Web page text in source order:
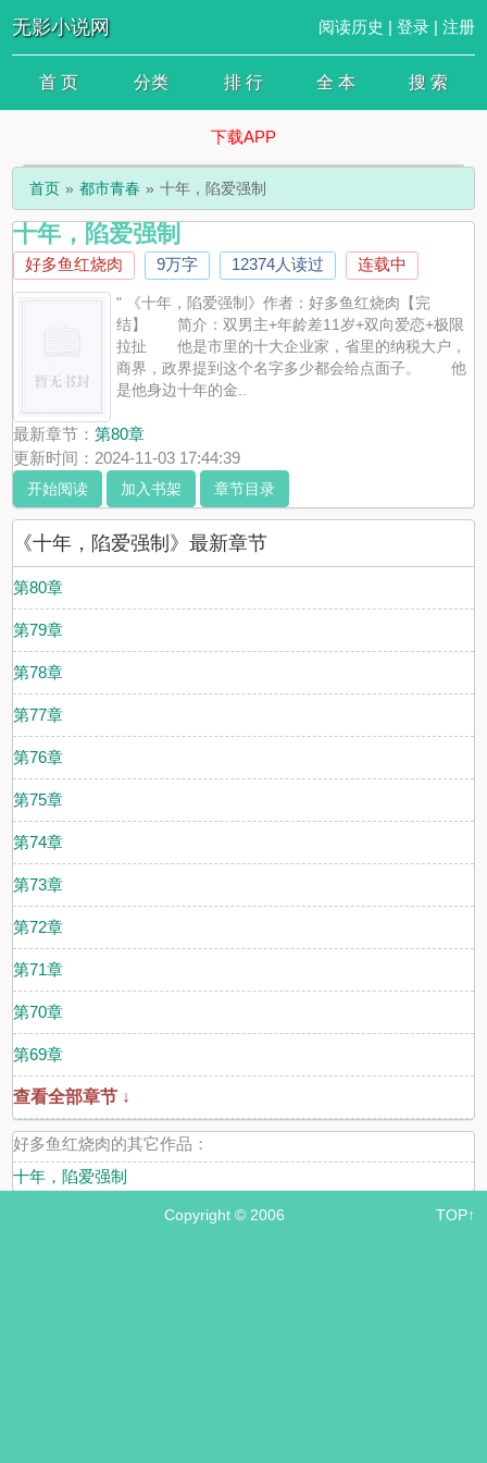
无影小说网 阅读历史 | 登录| 注册
首 页 分类 排 行 全 本 搜 索
下载APP
首页 都市青春 十年，陷爱强制
十年，陷爱强制
好多鱼红烧肉 9万字 12374人读过 连载中
" 《十年，陷爱强制》作者：好多鱼红烧肉【完
结】 简介：双男主+年龄差11岁+双向爱恋+极限
拉扯 他是市里的十大企业家，省里的纳税大户，
商界，政界提到这个名字多少都会给点面子。 他
是他身边十年的金..
最新章节：第80章
更新时间：2024-11-03 17:44:39
开始阅读 加入书架 章节目录
《十年，陷爱强制》最新章节
第80章
第79章
第78章
第77章
第76章
第75章
第74章
第73章
第72章
第71章
第70章
第69章
查看全部章节 ↓
好多鱼红烧肉的其它作品：
十年，陷爱强制
Copyright © 2006 TOP↑